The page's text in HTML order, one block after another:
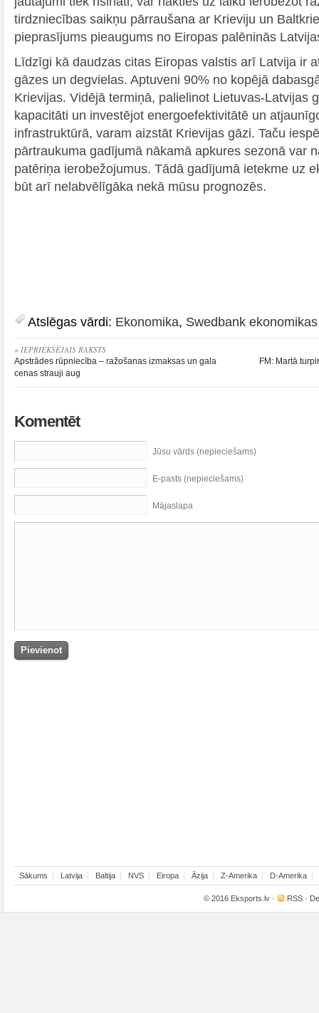
tirdzniecības saikņu pārraušana ar Krieviju un
pieprasījums pieaugums no Eiropas palēninās
Līdzīgi kā daudzas citas Eiropas valstis arī Latvija ir
gāzes un degvielas. Aptuveni 90% no kopējā
Krievijas. Vidējā termiņā, palielinot Lietuvas-Latvijas
kapacitāti un investējot energoefektivitātē un
infrastruktūrā, varam aizstāt Krievijas gāzi. Taču
pārtraukuma gadījumā nākamā apkures sezonā var
patēriņa ierobežojumus. Tādā gadījumā ietekme uz
būt arī nelabvēlīgāka nekā mūsu prognozēs.
Atslēgas vārdi: Ekonomika, Swedbank
« IEPRIEKŠĒJAIS RAKSTS
Apstrādes rūpniecība – ražošanas izmaksas un gala
cenas strauji aug
FM: Martā
Komentēt
Jūsu vārds (nepieciešams)
E-pasts (nepieciešams)
Mājaslapa
Sākums Latvija Baltija NVS Eiropa Āzija Z-Amerika D-Amerika
© 2016 Eksports.lv · RSS ·